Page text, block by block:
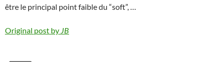
être le principal point faible du “soft”, …
Original post by JB